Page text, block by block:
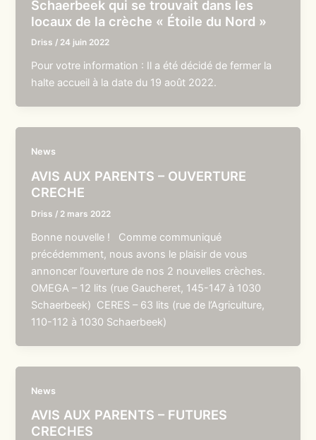
Schaerbeek qui se trouvait dans les
locaux de la crèche « Étoile du Nord »
Driss / 24 juin 2022
Pour votre information : Il a été décidé de fermer la
halte accueil à la date du 19 août 2022.
News
AVIS AUX PARENTS – OUVERTURE
CRECHE
Driss / 2 mars 2022
Bonne nouvelle ! Comme communiqué
précédemment, nous avons le plaisir de vous
annoncer l’ouverture de nos 2 nouvelles crèches.
OMEGA – 12 lits (rue Gaucheret, 145-147 à 1030
Schaerbeek) CERES – 63 lits (rue de l’Agriculture,
110-112 à 1030 Schaerbeek)
News
AVIS AUX PARENTS – FUTURES
CRECHES